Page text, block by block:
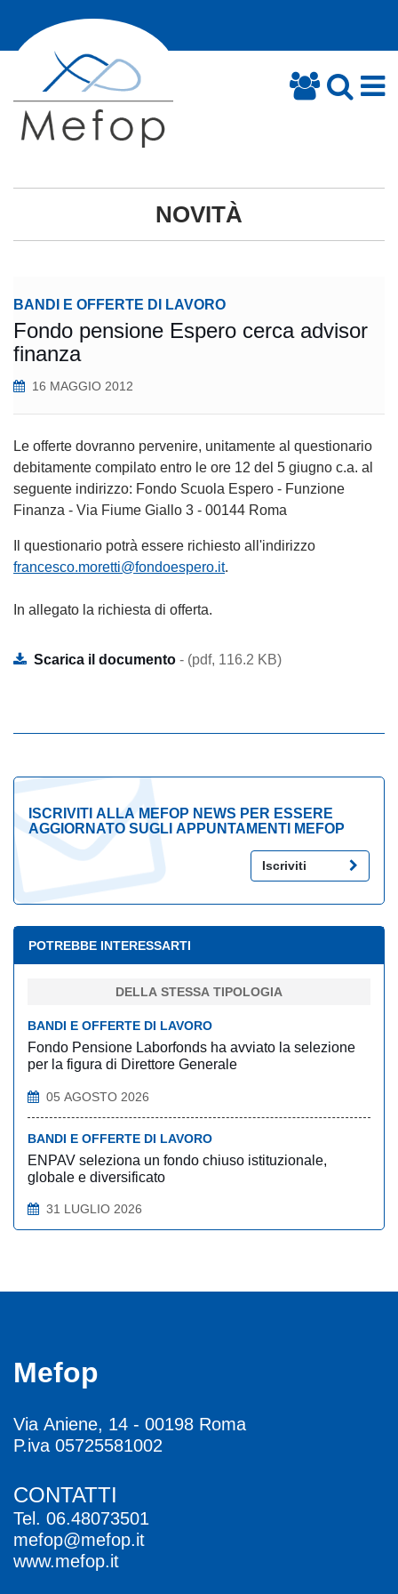
NOVITÀ
BANDI E OFFERTE DI LAVORO
Fondo pensione Espero cerca advisor
finanza
16 MAGGIO 2012
Le offerte dovranno pervenire, unitamente al questionario
debitamente compilato entro le ore 12 del 5 giugno c.a. al
seguente indirizzo: Fondo Scuola Espero - Funzione
Finanza - Via Fiume Giallo 3 - 00144 Roma
Il questionario potrà essere richiesto all'indirizzo
francesco.moretti@fondoespero.it.
In allegato la richiesta di offerta.
Scarica il documento - (pdf, 116.2 KB)
ISCRIVITI ALLA MEFOP NEWS PER ESSERE
AGGIORNATO SUGLI APPUNTAMENTI MEFOP
Iscriviti
POTREBBE INTERESSARTI
DELLA STESSA TIPOLOGIA
BANDI E OFFERTE DI LAVORO
Fondo Pensione Laborfonds ha avviato la selezione
per la figura di Direttore Generale
05 AGOSTO 2026
BANDI E OFFERTE DI LAVORO
ENPAV seleziona un fondo chiuso istituzionale,
globale e diversificato
31 LUGLIO 2026
Mefop
Via Aniene, 14 - 00198 Roma
P.iva 05725581002
CONTATTI
Tel. 06.48073501
mefop@mefop.it
www.mefop.it